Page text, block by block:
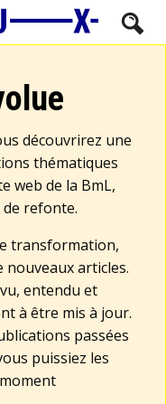
découvrirez une
thématiques
web de la BmL,
refonte.
transformation,
nouveaux articles.
entendu et
à être mis à jour.
passées
puissiez les